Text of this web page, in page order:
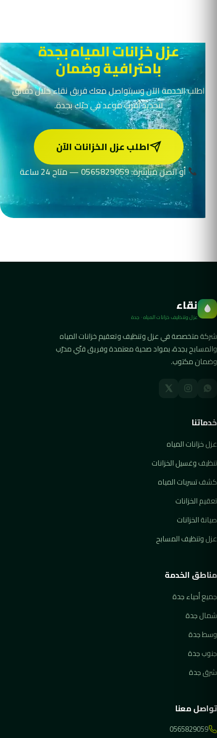
عزل خزانات المياه بجدة
باحترافية وضمان
اطلب الخدمة الآن وسيتواصل معك فريق نقاء خلال دقائق
لتحديد أقرب موعد في حيّك بجدة.
اطلب عزل الخزانات الآن
أو اتصل مباشرة: 0565829059 — متاح 24 ساعة
نقاء
عزل وتنظيف خزانات المياه · جدة
شركة متخصصة في عزل وتنظيف وتعقيم خزانات المياه
والمسابح بجدة، بمواد صحية معتمدة وفريق فنّي مدرّب
وضمان مكتوب.
خدماتنا
عزل خزانات المياه
تنظيف وغسيل الخزانات
كشف تسربات المياه
تعقيم الخزانات
صيانة الخزانات
عزل وتنظيف المسابح
مناطق الخدمة
جميع أحياء جدة
شمال جدة
وسط جدة
جنوب جدة
شرق جدة
تواصل معنا
0565829059